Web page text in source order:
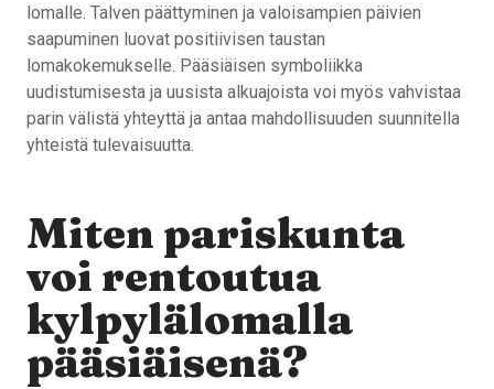
lomalle. Talven päättyminen ja valoisampien päivien
saapuminen luovat positiivisen taustan
lomakokemukselle. Pääsiäisen symboliikka
uudistumisesta ja uusista alkuajoista voi myös vahvistaa
parin välistä yhteyttä ja antaa mahdollisuuden suunnitella
yhteistä tulevaisuutta.
Miten pariskunta
voi rentoutua
kylpylälomalla
pääsiäisenä?